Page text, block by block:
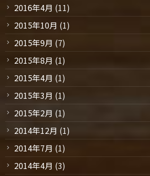
2016年4月 (11)
2015年10月 (1)
2015年9月 (7)
2015年8月 (1)
2015年4月 (1)
2015年3月 (1)
2015年2月 (1)
2014年12月 (1)
2014年7月 (1)
2014年4月 (3)